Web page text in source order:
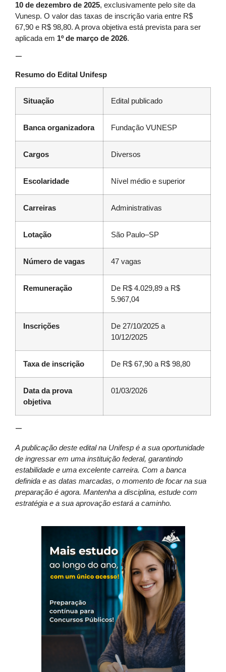
10 de dezembro de 2025, exclusivamente pelo site da
Vunesp. O valor das taxas de inscrição varia entre R$
67,90 e R$ 98,80. A prova objetiva está prevista para ser
aplicada em 1º de março de 2026.
—
Resumo do Edital Unifesp
Situação Edital publicado
Banca organizadora Fundação VUNESP
Cargos Diversos
Escolaridade Nível médio e superior
Carreiras Administrativas
Lotação São Paulo–SP
Número de vagas 47 vagas
Remuneração
De R$ 4.029,89 a R$
5.967,04
Inscrições
De 27/10/2025 a
10/12/2025
Taxa de inscrição De R$ 67,90 a R$ 98,80
Data da prova
objetiva
01/03/2026
—
A publicação deste edital na Unifesp é a sua oportunidade
de ingressar em uma instituição federal, garantindo
estabilidade e uma excelente carreira. Com a banca
definida e as datas marcadas, o momento de focar na sua
preparação é agora. Mantenha a disciplina, estude com
estratégia e a sua aprovação estará a caminho.